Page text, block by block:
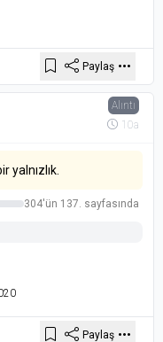
Paylaş
Alıntı
10a
yalnızlık.
304'ün 137. sayfasında
Paylaş